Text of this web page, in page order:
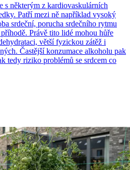
s některým z kardiovaskulárních
Patří mezi ně například vysoký
srdeční, porucha srdečního rytmu
Právě tito lidé mohou hůře
větší fyzickou zátěž i
Častější konzumace alkoholu pak
tedy riziko problémů se srdcem co